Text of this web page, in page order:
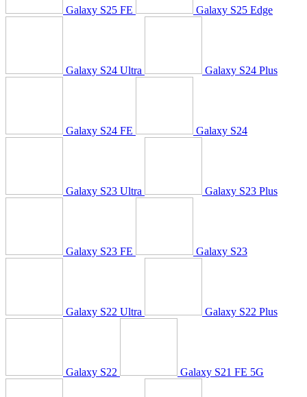
Galaxy S25 FE Galaxy S25 Edge
Galaxy S24 Ultra Galaxy S24 Plus
Galaxy S24 FE Galaxy S24
Galaxy S23 Ultra Galaxy S23 Plus
Galaxy S23 FE Galaxy S23
Galaxy S22 Ultra Galaxy S22 Plus
Galaxy S22 Galaxy S21 FE 5G